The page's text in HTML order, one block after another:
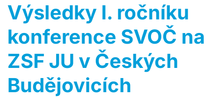
Výsledky I. ročníku
konference SVOČ na
ZSF JU v Českých
Budějovicích